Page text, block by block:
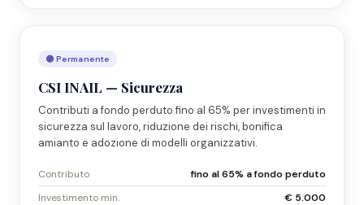
🟣 Permanente
CSI INAIL — Sicurezza
Contributi a fondo perduto fino al 65% per investimenti in
sicurezza sul lavoro, riduzione dei rischi, bonifica
amianto e adozione di modelli organizzativi.
Contributo
fino al 65% a fondo perduto
Investimento min.
€ 5.000